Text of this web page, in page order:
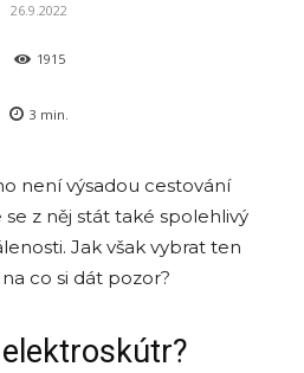
26.9.2022
1915
3 min.
není výsadou cestování
z něj stát také spolehlivý
Jak však vybrat ten
co si dát pozor?